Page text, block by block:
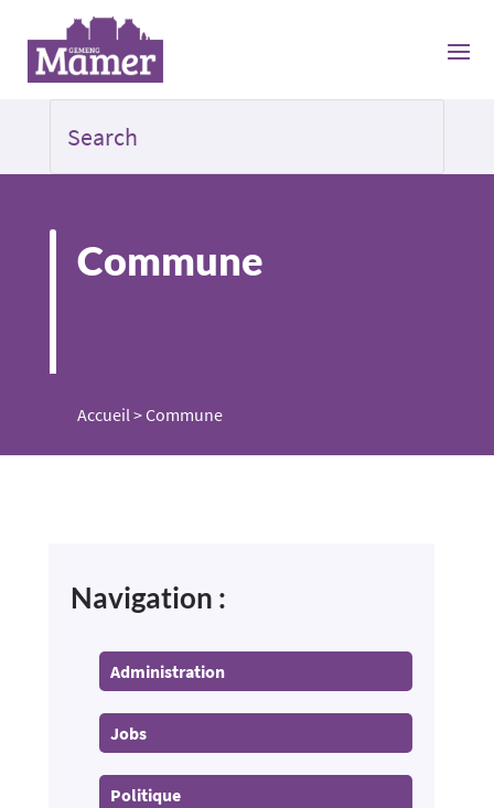
Commune
Accueil>Commune
Navigation :
Administration
Jobs
Politique